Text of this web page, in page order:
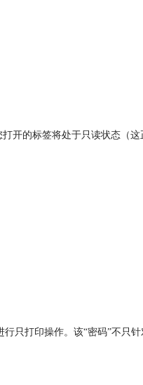
开的标签将处于只读状态（这
只打印操作。该“密码”不只